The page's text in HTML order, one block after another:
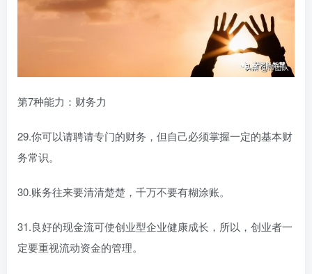
第7种能力：财务力
29.你可以请聘请专门的财务，但自己必须掌握一定的基本财
务常识。
30.账务往来要清清楚楚，千万不要有糊涂账。
31.良好的现金流可使创业型企业健康成长，所以，创业者一
定要重视流动资金的管理。